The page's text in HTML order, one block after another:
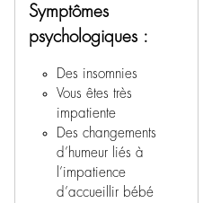
Symptômes
psychologiques :
Des insomnies
Vous êtes très
impatiente
Des changements
d’humeur liés à
l’impatience
d’accueillir bébé